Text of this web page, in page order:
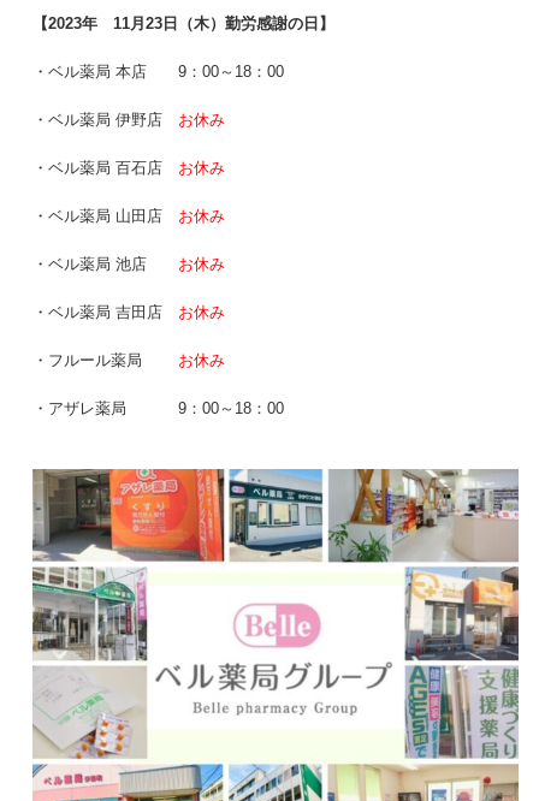
【2023年 11月23日（木）勤労感謝の日】
・ベル薬局 本店 9：00～18：00
・ベル薬局 伊野店 お休み
・ベル薬局 百石店 お休み
・ベル薬局 山田店 お休み
・ベル薬局 池店 お休み
・ベル薬局 吉田店 お休み
・フルール薬局 お休み
・アザレ薬局 9：00～18：00